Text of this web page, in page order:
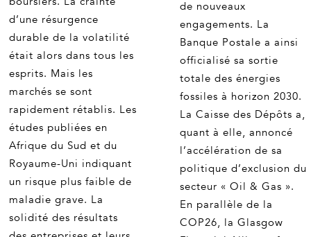
de nouveaux
engagements. La
Banque Postale a ainsi
officialisé sa sortie
totale des énergies
fossiles à horizon 2030.
La Caisse des Dépôts a,
quant à elle, annoncé
l’accélération de sa
politique d’exclusion du
secteur « Oil & Gas ».
En parallèle de la
COP26, la Glasgow
d’une résurgence
durable de la volatilité
était alors dans tous les
esprits. Mais les
marchés se sont
rapidement rétablis. Les
études publiées en
Afrique du Sud et du
Royaume-Uni indiquant
un risque plus faible de
maladie grave. La
solidité des résultats